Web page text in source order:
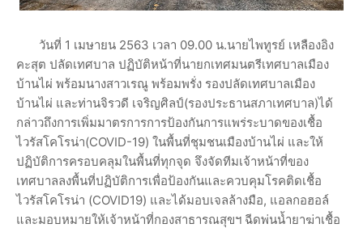
วันที่ 1 เมษายน 2563 เวลา 09.00 น.นายไพทูรย์ เหลืองอิง
คะสุต ปลัดเทศบาล ปฏิบัติหน้าที่นายกเทศมนตรีเทศบาลเมือง
บ้านไผ่ พร้อมนางสาวเรณู พร้อมพรั่ง รองปลัดเทศบาลเมือง
บ้านไผ่ และท่านจิรวดี เจริญศิลป์(รองประธานสภาเทศบาล)ได้
กล่าวถึงการเพิ่มมาตรการการป้องกันการแพร่ระบาดของเชื้อ
ไวรัสโคโรน่า(COVID-19) ในพื้นที่ชุมชนเมืองบ้านไผ่ และให้
ปฏิบัติการครอบคลุมในพื้นที่ทุกจุด จึงจัดทีมเจ้าหน้าที่ของ
เทศบาลลงพื้นที่ปฏิบัติการเพื่อป้องกันและควบคุมโรคติดเชื้อ
ไวรัสโคโรน่า (COVID19) และได้มอบเจลล้างมือ, แอลกอฮอล์
และมอบหมายให้เจ้าหน้าที่กองสาธารณสุขฯ ฉีดพ่นน้ำยาฆ่าเชื้อ